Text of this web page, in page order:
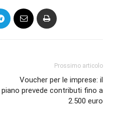
Prossimo articolo
Voucher per le imprese: il
piano prevede contributi fino a
2.500 euro